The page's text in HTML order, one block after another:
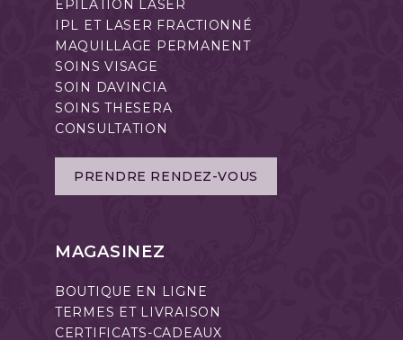
ÉPILATION LASER
IPL ET LASER FRACTIONNÉ
MAQUILLAGE PERMANENT
SOINS VISAGE
SOIN DAVINCIA
SOINS THESERA
CONSULTATION
PRENDRE RENDEZ-VOUS
MAGASINEZ
BOUTIQUE EN LIGNE
TERMES ET LIVRAISON
CERTIFICATS-CADEAUX